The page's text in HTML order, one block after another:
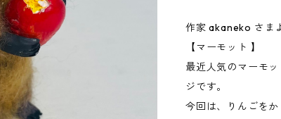
作家 akaneko さま
【マーモット 】
最近人気のマーモ
ジです。
今回は、りんごを